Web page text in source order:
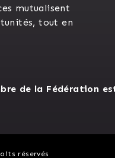
mutualisent
tout en
de la Fédération
réservés